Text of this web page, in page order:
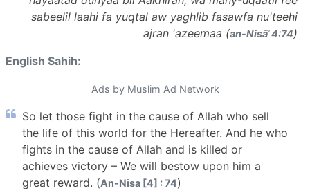
sabeelil laahi fa yuqtal aw yaghlib fasawfa nu'teehi
ajran 'azeemaa (an-Nisāʾ 4:74)
English Sahih:
Ads by Muslim Ad Network
So let those fight in the cause of Allah who sell
the life of this world for the Hereafter. And he who
fights in the cause of Allah and is killed or
achieves victory – We will bestow upon him a
great reward. (An-Nisa [4] : 74)